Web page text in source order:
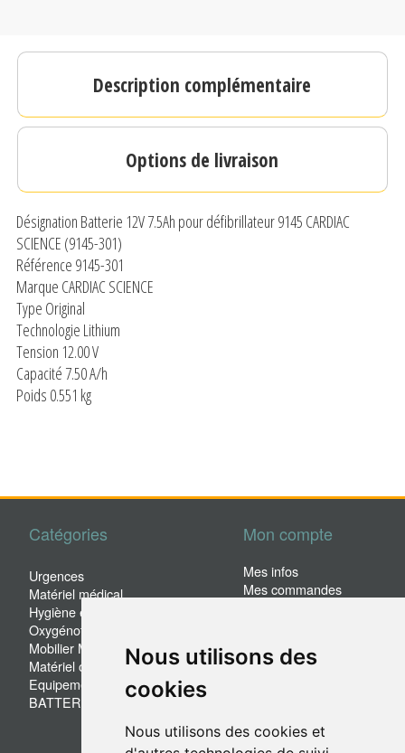
Nous utilisons des
cookies
Nous utilisons des cookies et
Description complémentaire
Options de livraison
Désignation Batterie 12V 7.5Ah pour défibrillateur 9145 CARDIAC
SCIENCE (9145-301)
Référence 9145-301
Marque CARDIAC SCIENCE
Type Original
Technologie Lithium
Tension 12.00 V
Capacité 7.50 A/h
Poids 0.551 kg
Catégories
Urgences
Matériel médical
Hygiène et sécurité
Oxygénothérapie
Mobilier Médical et hospitalier
Matériel occasion
Equipement de pesée
BATTERIE
Mon compte
Mes infos
Mes commandes